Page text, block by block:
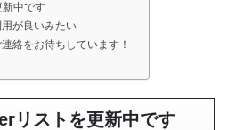
中です
が良いみたい
絡をお待ちしています！
リストを更新中です